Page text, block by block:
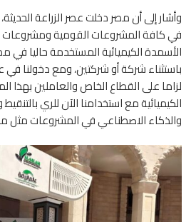
وأشار إلى أن مصر دخلت عصر الزراعة
في كافة المشروعات القومية ومشروعات
الأسمدة الكيميائية المستخدمة حاليا في
باستثناء شركة أو شركتين، ومع دخولنا في
لزاما على القطاع الخاص والعاملين بهذا
الكيميائية مع استخدامنا الآن للري
والذكاء الاصطناعي في المشروعات